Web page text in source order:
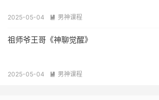
2025-05-04  男神课程
祖师爷王哥《神聊觉醒》
2025-05-04  男神课程